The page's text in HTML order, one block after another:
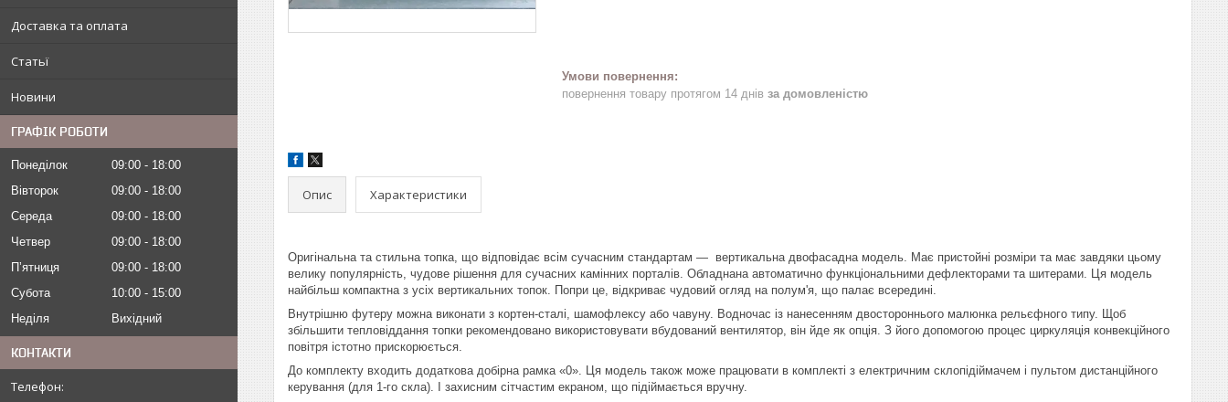
Доставка та оплата
Статьї
Новини
ГРАФІК РОБОТИ
Понеділок 09:00
18:00
Вівторок
09:00
18:00
Середа
09:00
18:00
Четвер
09:00
18:00
Пʼятниця
09:00
18:00
Субота
10:00
15:00
Неділя
Вихідний
КОНТАКТИ
повернення товару протягом 14 днів за домовленістю
Опис Характеристики
Оригінальна та стильна топка, що відповідає всім сучасним стандартам — вертикальна двофасадна модель. Має пристойні розміри та має завдяки цьому
велику популярність, чудове рішення для сучасних камінних порталів. Обладнана автоматично функціональними дефлекторами та шитерами. Ця модель
найбільш компактна з усіх вертикальних топок. Попри це, відкриває чудовий огляд на полум'я, що палає всередині.
Внутрішню футеру можна виконати з кортен-сталі, шамофлексу або чавуну. Водночас із нанесенням двостороннього малюнка рельєфного типу. Щоб
збільшити тепловіддання топки рекомендовано використовувати вбудований вентилятор, він йде як опція. З його допомогою процес циркуляція конвекційного
повітря істотно прискорюється.
До комплекту входить додаткова добірна рамка «0». Ця модель також може працювати в комплекті з електричним склопідіймачем і пультом дистанційного
керування (для 1-го скла). І захисним сітчастим екраном, що підіймається вручну.